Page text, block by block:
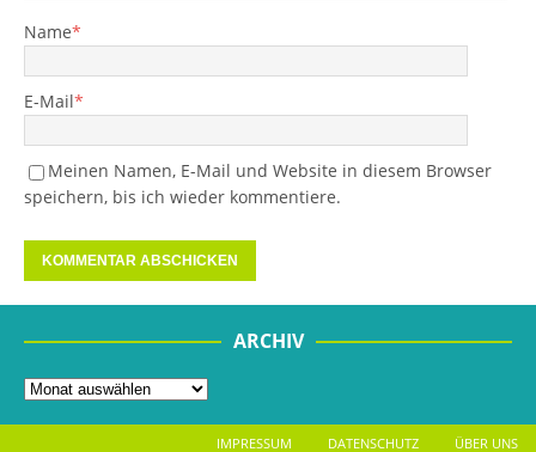
Name*
E-Mail*
Meinen Namen, E-Mail und Website in diesem Browser
speichern, bis ich wieder kommentiere.
ARCHIV
IMPRESSUM DATENSCHUTZ ÜBER UNS